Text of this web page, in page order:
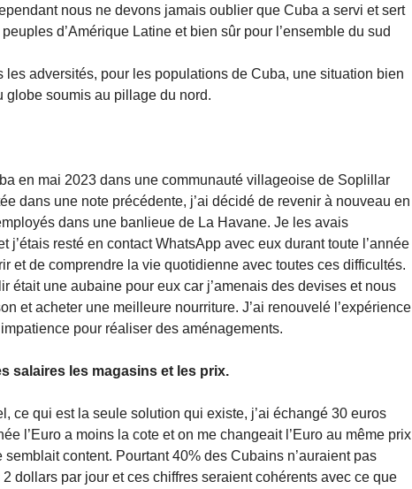
nous ne devons jamais oublier que Cuba a servi et sert
d’Amérique Latine et bien sûr pour l’ensemble du sud
les adversités, pour les populations de Cuba, une situation bien
globe soumis au pillage du nord.
en mai 2023 dans une communauté villageoise de Soplillar
dans une note précédente, j’ai décidé de revenir à nouveau en
dans une banlieue de La Havane. Je les avais
j’étais resté en contact WhatsApp avec eux durant toute l’année
et de comprendre la vie quotidienne avec toutes ces difficultés.
était une aubaine pour eux car j’amenais des devises et nous
et acheter une meilleure nourriture. J’ai renouvelé l’expérience
pour réaliser des aménagements.
salaires les magasins et les prix.
ce qui est la seule solution qui existe, j’ai échangé 30 euros
l’Euro a moins la cote et on me changeait l’Euro au même prix
content. Pourtant 40% des Cubains n’auraient pas
dollars par jour et ces chiffres seraient cohérents avec ce que